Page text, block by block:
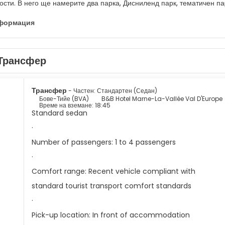
В него ще намерите два парка, Дисниленд парк, тематичен
на парка, където ще се появи филм. В допълнение, там ще
на престоя си. За да прекосите цялото заведение,
особено сред възрастните, но също така има детска
за посещение, са: Space Mountain: Mission 2, Rock and Roller
впечатляващи и ще изживеете едно незабравимо време. За
с до 86 коня, "Орбитон", който може да взриви монтирани
впуснат в приключение. Безспорно това е пътуване, което
да живееш със семейство или приятели.
Трансфер - Частен: Стандартен (Седан)
Бове-Тийе (BVA)
B&B Hotel Marne-La-Vallée Val D'Europe
Време на вземане: 18:45
Standard sedan
·
Number of passengers: 1 to 4 passengers
·
Comfort range: Recent vehicle compliant with
standard tourist transport comfort standards
·
Pick-up location: In front of accommodation